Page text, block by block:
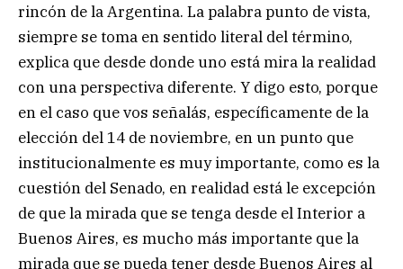
rincón de la Argentina. La palabra punto de vista,
siempre se toma en sentido literal del término,
explica que desde donde uno está mira la realidad
con una perspectiva diferente. Y digo esto, porque
en el caso que vos señalás, específicamente de la
elección del 14 de noviembre, en un punto que
institucionalmente es muy importante, como es la
cuestión del Senado, en realidad está le excepción
de que la mirada que se tenga desde el Interior a
Buenos Aires, es mucho más importante que la
mirada que se pueda tener desde Buenos Aires al